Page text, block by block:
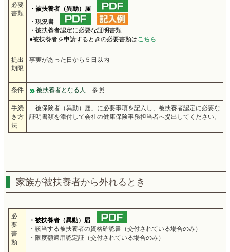
必要
書類
・被扶養者（異動）届
・現況書
・被扶養者認定に必要な証明書類
●被扶養者を申請するときの必要書類はこちら
提出
期限
事実があった日から５日以内
条件 被扶養者となる人 参照
手続
き方
法
「被保険者（異動）届」に必要事項を記入し、被扶養者認定に必要な
証明書類を添付して会社の健康保険事務担当者へ提出してください。
家族が被扶養者から外れるとき
必
要
書
類
・被扶養者（異動）届
・該当する被扶養者の資格確認書（交付されている場合のみ）
・限度額適用認定証（交付されている場合のみ）